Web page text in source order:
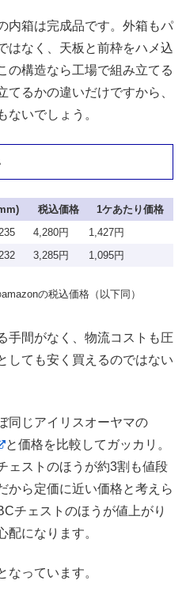
内箱は完成品です。外箱もパ
はなく、天板と前枠をハメ込
の構造なら工場で組み立てる
るかの違いだけですから、
ないでしょう。
税込価格
1ケあたり価格
4,280円
1,427円
3,285円 1,095円
の税込価格（以下同）
手間がなく、物流コストも圧
しても安く買えるのではない
同じアイリスオーヤマの
と価格を比較してガッカリ。
ェストのほうが約3割も値段
から定価に近い価格と考えら
チェストのほうが値上がり
配になります。
なっています。